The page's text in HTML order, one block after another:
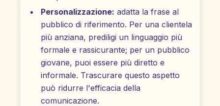
Personalizzazione: adatta la frase al
pubblico di riferimento. Per una clientela
più anziana, prediligi un linguaggio più
formale e rassicurante; per un pubblico
giovane, puoi essere più diretto e
informale. Trascurare questo aspetto
può ridurre l'efficacia della
comunicazione.